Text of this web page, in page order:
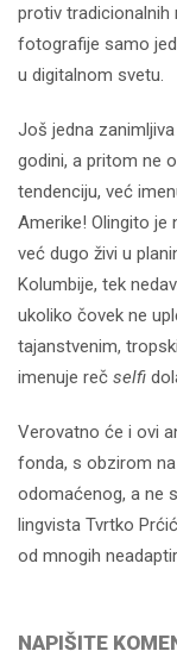
protiv
fotografije samo
u digitalnom svetu.
Još jedna
godini, a pritom ne
tendenciju, već
Amerike! Olingito je
već dugo živi u
Kolumbije, tek
ukoliko čovek ne
tajanstvenim,
imenuje reč selfi
Verovatno će i ovi
fonda, s obzirom
odomaćenog, a ne
lingvista Tvrtko
od mnogih
NAPIŠITE